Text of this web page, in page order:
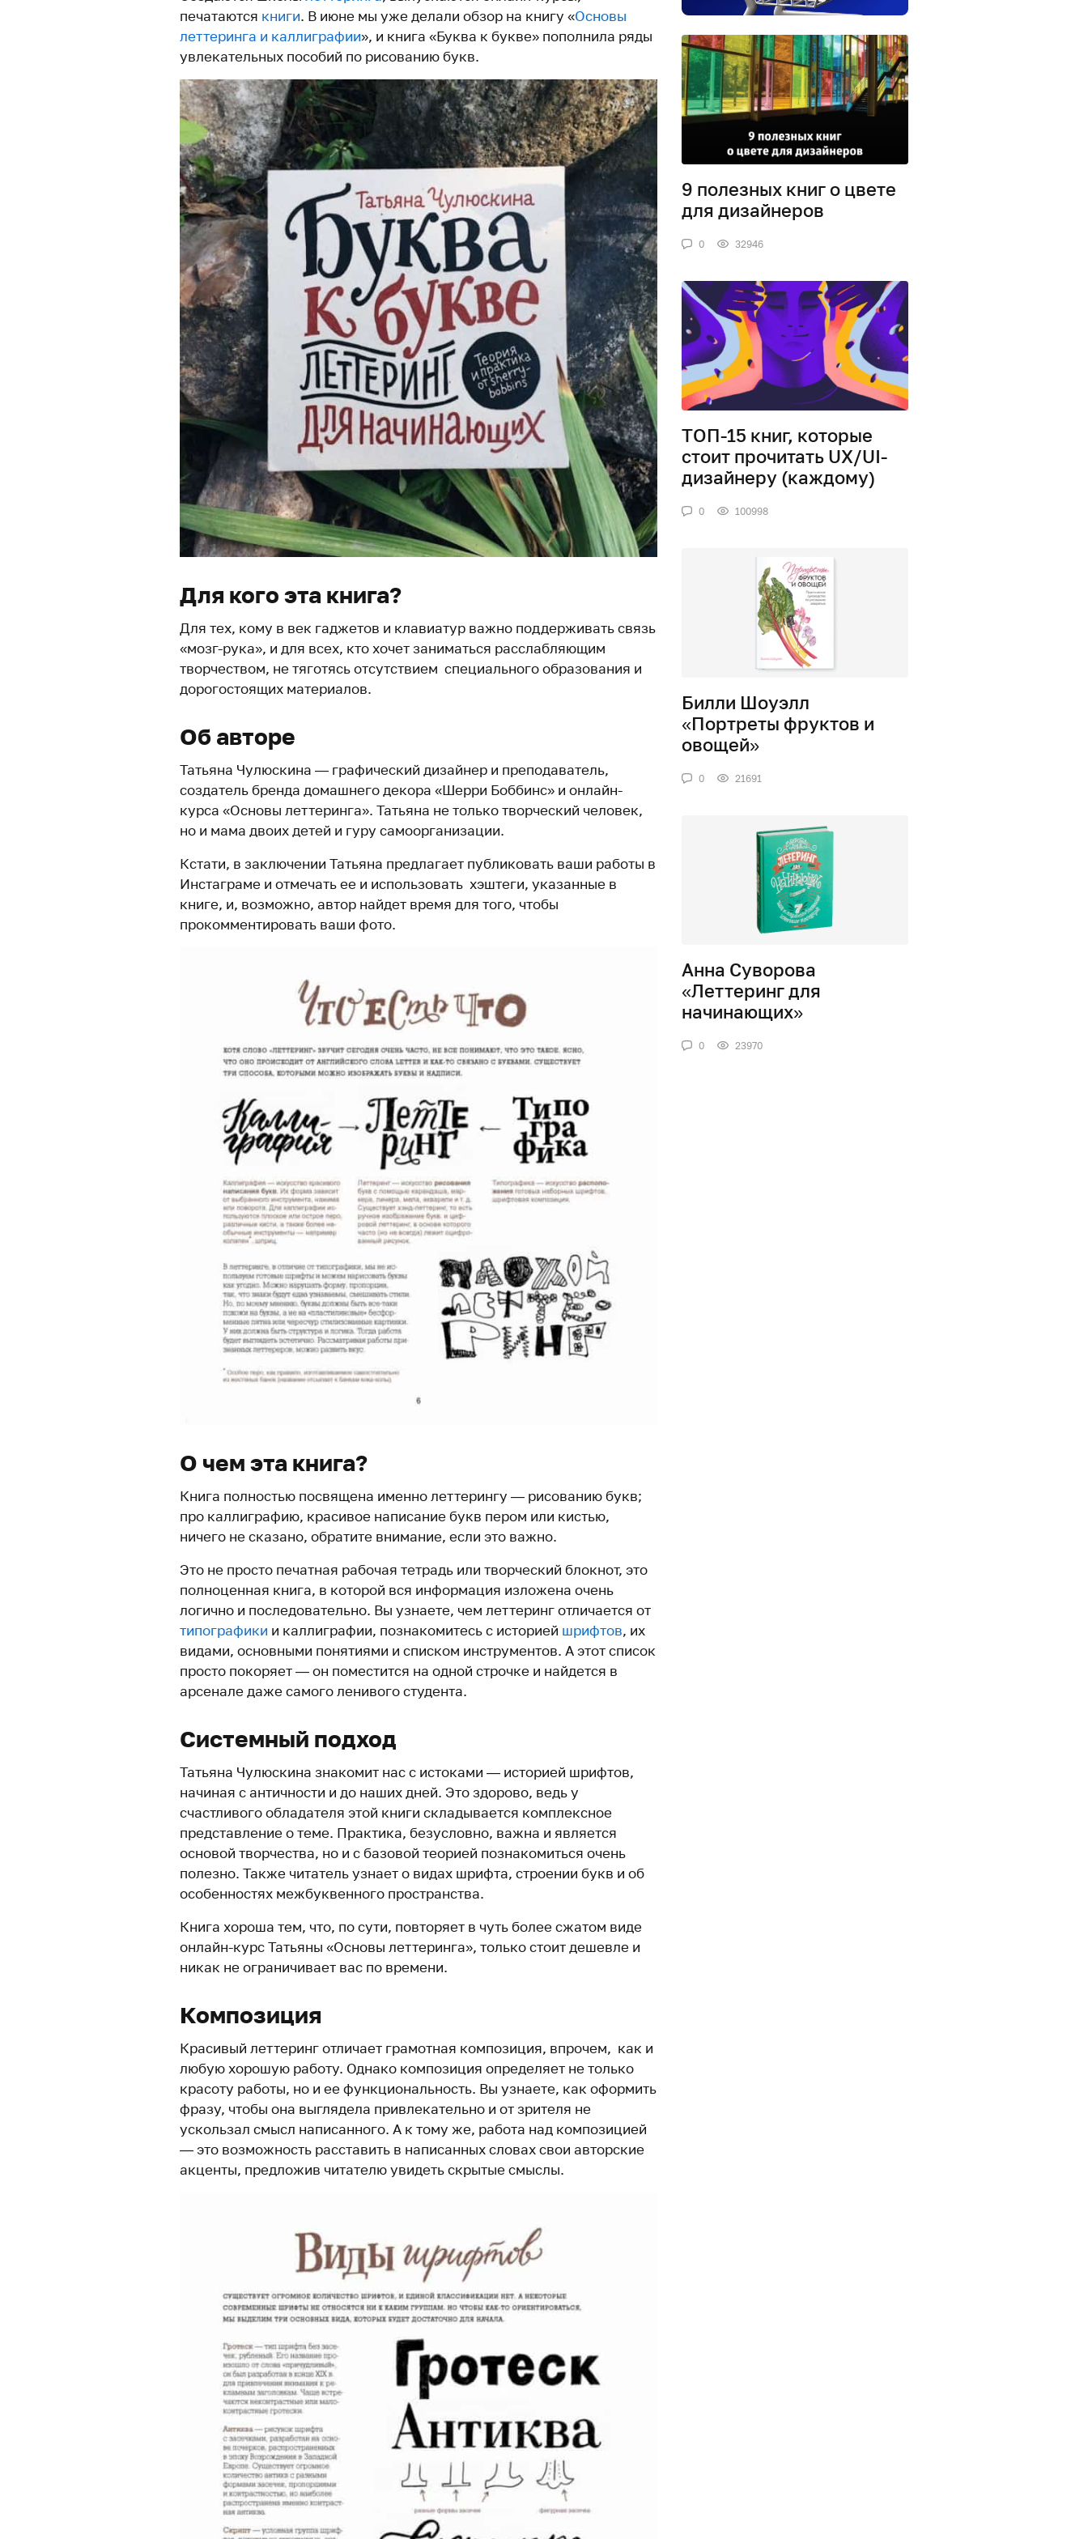
печатаются книги. В июне мы уже делали обзор на книгу «Основы
леттеринга и каллиграфии», и книга «Буква к букве» пополнила ряды
увлекательных пособий по рисованию букв.
Для кого эта книга?
Для тех, кому в век гаджетов и клавиатур важно поддерживать связь
«мозг-рука», и для всех, кто хочет заниматься расслабляющим
творчеством, не тяготясь отсутствием специального образования и
дорогостоящих материалов.
Об авторе
Татьяна Чулюскина — графический дизайнер и преподаватель,
создатель бренда домашнего декора «Шерри Боббинс» и онлайн-
курса «Основы леттеринга». Татьяна не только творческий человек,
но и мама двоих детей и гуру самоорганизации.
Кстати, в заключении Татьяна предлагает публиковать ваши работы в
Инстаграме и отмечать ее и использовать хэштеги, указанные в
книге, и, возможно, автор найдет время для того, чтобы
прокомментировать ваши фото.
О чем эта книга?
Книга полностью посвящена именно леттерингу — рисованию букв;
про каллиграфию, красивое написание букв пером или кистью,
ничего не сказано, обратите внимание, если это важно.
Это не просто печатная рабочая тетрадь или творческий блокнот, это
полноценная книга, в которой вся информация изложена очень
логично и последовательно. Вы узнаете, чем леттеринг отличается от
типографики и каллиграфии, познакомитесь с историей шрифтов, их
видами, основными понятиями и списком инструментов. А этот список
просто покоряет — он поместится на одной строчке и найдется в
арсенале даже самого ленивого студента.
Системный подход
Татьяна Чулюскина знакомит нас с истоками — историей шрифтов,
начиная с античности и до наших дней. Это здорово, ведь у
счастливого обладателя этой книги складывается комплексное
представление о теме. Практика, безусловно, важна и является
основой творчества, но и с базовой теорией познакомиться очень
полезно. Также читатель узнает о видах шрифта, строении букв и об
особенностях межбуквенного пространства.
Книга хороша тем, что, по сути, повторяет в чуть более сжатом виде
онлайн-курс Татьяны «Основы леттеринга», только стоит дешевле и
никак не ограничивает вас по времени.
Композиция
Красивый леттеринг отличает грамотная композиция, впрочем, как и
любую хорошую работу. Однако композиция определяет не только
красоту работы, но и ее функциональность. Вы узнаете, как оформить
фразу, чтобы она выглядела привлекательно и от зрителя не
ускользал смысл написанного. А к тому же, работа над композицией
— это возможность расставить в написанных словах свои авторские
акценты, предложив читателю увидеть скрытые смыслы.
9 полезных книг о цвете
для дизайнеров
0 32946
ТОП-15 книг, которые
стоит прочитать UX/UI-
дизайнеру (каждому)
0 100998
Билли Шоуэлл
«Портреты фруктов и
овощей»
0 21691
Анна Суворова
«Леттеринг для
начинающих»
0 23970